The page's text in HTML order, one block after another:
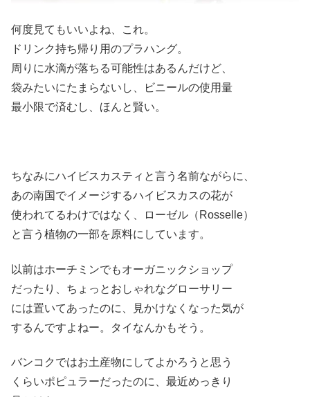
何度見てもいいよね、これ。
ドリンク持ち帰り用のプラハング。
周りに水滴が落ちる可能性はあるんだけど、
袋みたいにたまらないし、ビニールの使用量
最小限で済むし、ほんと賢い。
ちなみにハイビスカスティと言う名前ながらに、
あの南国でイメージするハイビスカスの花が
使われてるわけではなく、ローゼル（Rosselle）
と言う植物の一部を原料にしています。
以前はホーチミンでもオーガニックショップ
だったり、ちょっとおしゃれなグローサリー
には置いてあったのに、見かけなくなった気が
するんですよねー。タイなんかもそう。
バンコクではお土産物にしてよかろうと思う
くらいポピュラーだったのに、最近めっきり